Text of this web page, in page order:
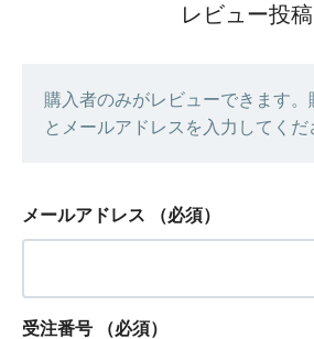
レビュー投稿
購入者のみがレビューできます
とメールアドレスを入力してくだ
メールアドレス （必須）
受注番号 （必須）